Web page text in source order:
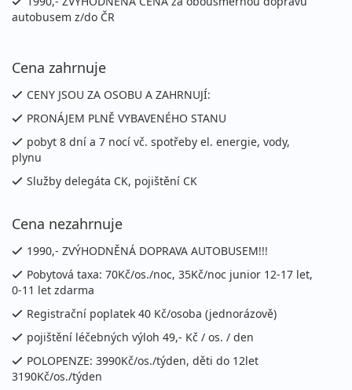
cena za 8 dní (7 nocí)
19.09. - 26.09.2026
sobota - sobota
vlastní
vlastní
cena za 8 dní (7 nocí)
autobusem z/do ČR
Cena zahrnuje
CENY JSOU ZA OSOBU A ZAHRNUJÍ:
PRONÁJEM PLNĚ VYBAVENÉHO STANU
pobyt 8 dní a 7 nocí vč. spotřeby el. energie, vody,
plynu
Služby delegáta CK, pojištění CK
Cena nezahrnuje
1990,- ZVÝHODNĚNÁ DOPRAVA AUTOBUSEM!!!
Pobytová taxa: 70Kč/os./noc, 35Kč/noc junior 12-17 let,
0-11 let zdarma
Registrační poplatek 40 Kč/osoba (jednorázově)
pojištění léčebných výloh 49,- Kč / os. / den
POLOPENZE: 3990Kč/os./týden, děti do 12let
3190Kč/os./týden